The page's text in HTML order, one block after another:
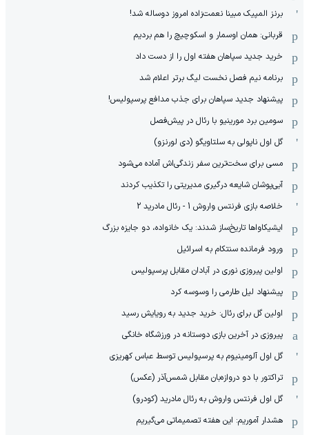
برنز المپیک مبینا نعمت‌زاده امروز دوساله شد!
قربانی: همان اوسمار و اسکوچیچ را هم بردیم
خرید جدید سپاهان هفته اول را از دست داد
برنامه نیم فصل نخست لیگ برتر اعلام شد
پیشنهاد جدید سپاهان برای جذب مدافع پرسپولیس!
سومین برد مورینیو با رئال در پیش‌فصل
گل اول ناپولی به سلتاویگو (دی لورنزو)
مسی برای سخت‌ترین سفر زندگی‌اش آماده می‌شود
آبی‌پوشان شایعه درگیری مدیریتی را تکذیب کردند
خلاصه بازی فرنتس واروش 1 - رئال مادرید 2
ایشیکاوا‌ها تاریخ‌ساز شدند: یک خانواده، دو جایزه بزرگ
ورود فرمانده سنتکام به اسرائیل
اولین پیروزی نوری در آبادان مقابل پرسپولیس
پیشنهاد لیل طارمی را وسوسه کرد
اولین گل برای رئال: خرید جدید به رویایش رسید
پیروزی در آخرین بازی دوستانه در ورزشگاه خانگی
گل اول آلومینیوم به پرسپولیس توسط عباس کهریزی
تراکتور با دو دروازه‌بان مقابل شمس‌آذر (عکس)
گل اول فرنتس واروش به رئال مادرید (کودرو)
هشدار آموریم: این هفته تصمیماتی می‌گیریم